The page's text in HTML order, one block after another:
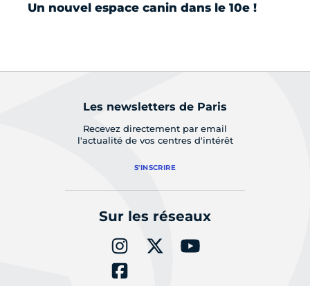
Un nouvel espace canin dans le 10e !
Les newsletters de Paris
Recevez directement par email
l'actualité de vos centres d'intérêt
S'INSCRIRE
Sur les réseaux